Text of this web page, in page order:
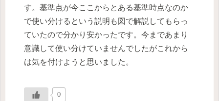
す。基準点が今ここからとある基準時点なのか
で使い分けるという説明も図で解説してもらっ
ていたので分かり安かったです。今まであまり
意識して使い分けていませんでしたがこれから
は気を付けようと思いました。
0